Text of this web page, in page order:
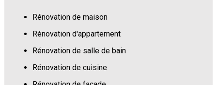
Rénovation de maison
Rénovation d'appartement
Rénovation de salle de bain
Rénovation de cuisine